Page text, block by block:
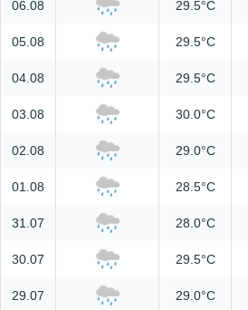
06.08 29.5°C
05.08 29.5°C
04.08 29.5°C
03.08 30.0°C
02.08 29.0°C
01.08 28.5°C
31.07 28.0°C
30.07 29.5°C
29.07 29.0°C